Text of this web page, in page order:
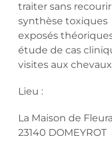
traiter sans
synthèse toxiques
exposés
étude de cas
visites aux
Lieu :
La Maison de
23140 DOMEYROT